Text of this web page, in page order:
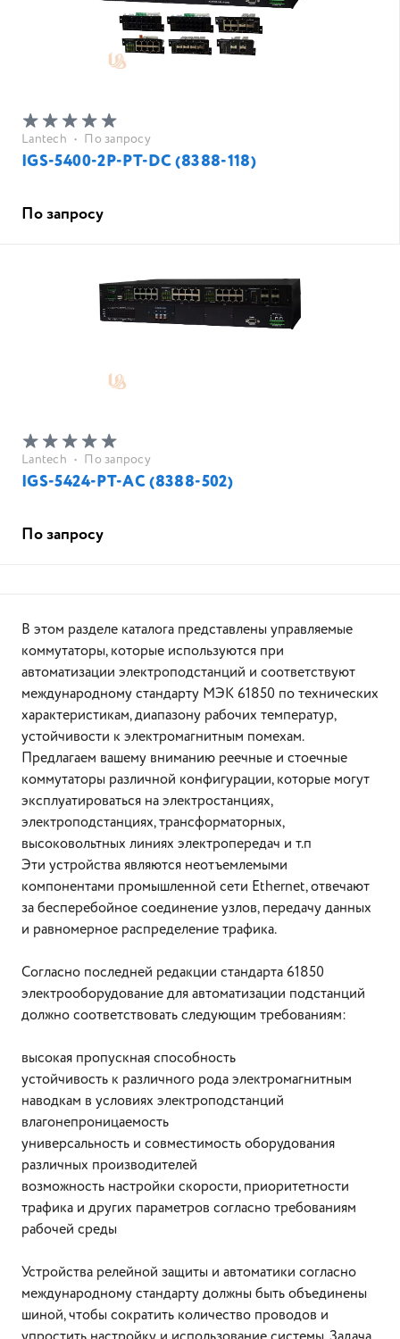
Lantech • По запросу
IGS-5400-2P-PT-DC (8388-118)
По запросу
Lantech • По запросу
IGS-5424-PT-AC (8388-502)
По запросу
В этом разделе каталога представлены управляемые
коммутаторы, которые используются при
автоматизации электроподстанций и соответствуют
международному стандарту МЭК 61850 по технических
характеристикам, диапазону рабочих температур,
устойчивости к электромагнитным помехам.
Предлагаем вашему вниманию реечные и стоечные
коммутаторы различной конфигурации, которые могут
эксплуатироваться на электростанциях,
электроподстанциях, трансформаторных,
высоковольтных линиях электропередач и т.п
Эти устройства являются неотъемлемыми
компонентами промышленной сети Ethernet, отвечают
за бесперебойное соединение узлов, передачу данных
и равномерное распределение трафика.
Согласно последней редакции стандарта 61850
электрооборудование для автоматизации подстанций
должно соответствовать следующим требованиям:
высокая пропускная способность
устойчивость к различного рода электромагнитным
наводкам в условиях электроподстанций
влагонепроницаемость
универсальность и совместимость оборудования
различных производителей
возможность настройки скорости, приоритетности
трафика и других параметров согласно требованиям
рабочей среды
Устройства релейной защиты и автоматики согласно
международному стандарту должны быть объединены
шиной, чтобы сократить количество проводов и